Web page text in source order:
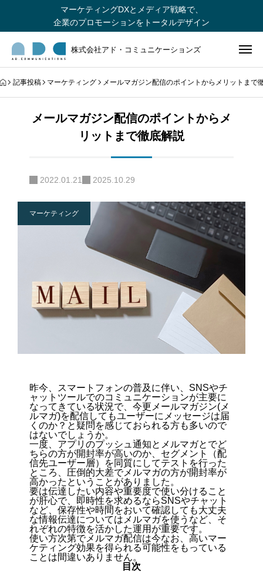
マーケティングDXとメディア戦略で、
企業のプロモーションをトータルデザイン
株式会社アド・コミュニケーションズ
記事投稿 マーケティング メールマガジン配信のポイントからメリットまで
メールマガジン配信のポイントからメ
リットまで徹底解説
2022.01.21 2025.10.29
マーケティング
昨今、スマートフォンの普及に伴い、SNSやチ
ャットツールでのコミュニケーションが主要に
なってきている状況で、今更メールマガジン(メ
ルマガ)を配信してもユーザーにメッセージは届
くのか？と疑問を感じておられる方も多いので
はないでしょうか。
一度、アプリのプッシュ通知とメルマガとでど
ちらの方が開封率が高いのか、セグメント（配
信先ユーザー層）を同質にしてテストを行った
ところ、圧倒的大差でメルマガの方が開封率が
高かったということがありました。
要は伝達したい内容や重要度で使い分けること
が肝心で、即時性を求めるならSNSやチャット
など、保存性や時間をおいて確認しても大丈夫
な情報伝達についてはメルマガを使うなど、そ
れぞれの特徴を活かした運用が重要です。
使い方次第でメルマガ配信は今なお、高いマー
ケティング効果を得られる可能性をもっている
ことは間違いありません。
目次